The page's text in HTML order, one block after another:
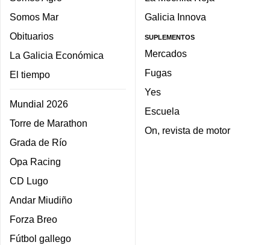
Somos Mar
Obituarios
La Galicia Económica
El tiempo
Mundial 2026
Torre de Marathon
Grada de Río
Opa Racing
CD Lugo
Andar Miudiño
Forza Breo
Fútbol gallego
Galicia Innova
SUPLEMENTOS
Mercados
Fugas
Yes
Escuela
On, revista de motor